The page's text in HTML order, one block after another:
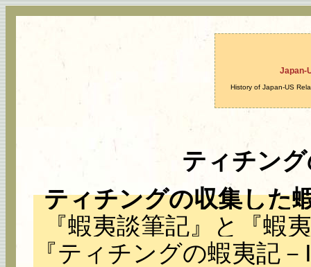
Japan-
History of Japan-US
ティチン
ティチングの収集した
『蝦夷談筆記』と『蝦
『ティチングの蝦夷記